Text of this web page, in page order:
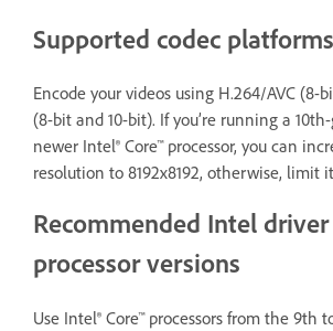
Supported codec platforms
Encode your videos using H.264/AVC (8-
(8-bit and 10-bit). If you’re running a
newer Intel® Core™ processor, you can
resolution to 8192x8192, otherwise, limit
Recommended Intel
processor versions
Use Intel® Core™ processors from the 9th